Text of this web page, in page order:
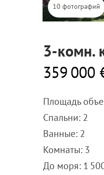
10 фотографий
3-комн.
359 000
Площадь
Спальни: 2
Ванные: 2
Комнаты: 3
До моря: 1